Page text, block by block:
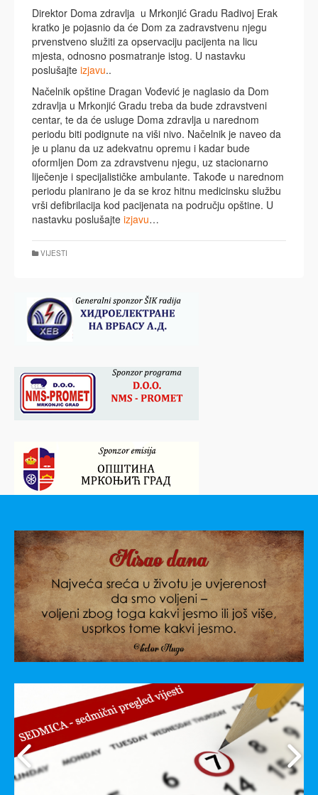
Direktor Doma zdravlja u Mrkonjić Gradu Radivoj Erak
kratko je pojasnio da će Dom za zadravstvenu njegu
prvenstveno služiti za opservaciju pacijenta na licu
mjesta, odnosno posmatranje istog. U nastavku
poslušajte izjavu..
Načelnik opštine Dragan Vođević je naglasio da Dom
zdravlja u Mrkonjić Gradu treba da bude zdravstveni
centar, te da će usluge Doma zdravlja u narednom
periodu biti podignute na viši nivo. Načelnik je naveo da
je u planu da uz adekvatnu opremu i kadar bude
oformljen Dom za zdravstvenu njegu, uz stacionarno
liječenje i specijalističke ambulante. Takođe u narednom
periodu planirano je da se kroz hitnu medicinsku službu
vrši defibrilacija kod pacijenata na području opštine. U
nastavku poslušajte izjavu…
VIJESTI